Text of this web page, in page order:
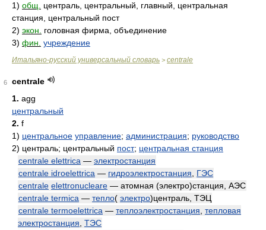
1) общ.
централь, центральный, главный, центральная
станция, центральный пост
2) экон.
головная фирма, объединение
3) фин. учреждение
Итальяно-русский универсальный словарь > centrale
6
centrale
1. agg
центральный
2. f
1) центральное управление; администрация; руководство
2) централь; центральный пост; центральная станция
centrale elettrica — электростанция
centrale idroelettrica — гидроэлектростанция
ГЭС
centrale elettronucleare — атомная (электро)станция, АЭС
centrale termica — тепло( электро)централь, ТЭЦ
centrale termoelettrica — теплоэлектростанция тепловая
электростанция ТЭС